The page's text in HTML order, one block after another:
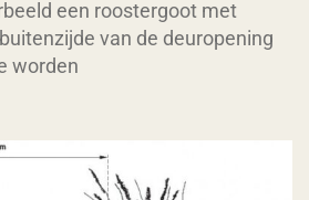
een roostergoot met
van de deuropening
worden